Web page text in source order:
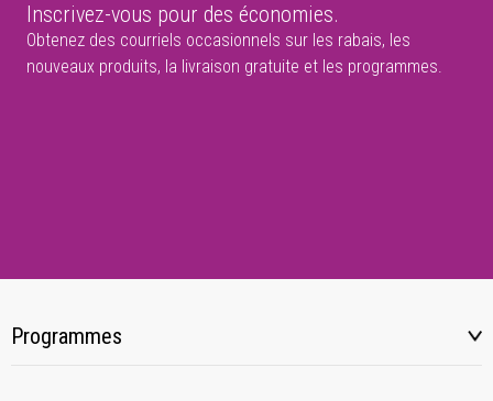
Inscrivez-vous pour des économies.
Obtenez des courriels occasionnels sur les rabais, les
nouveaux produits, la livraison gratuite et les programmes.
Programmes